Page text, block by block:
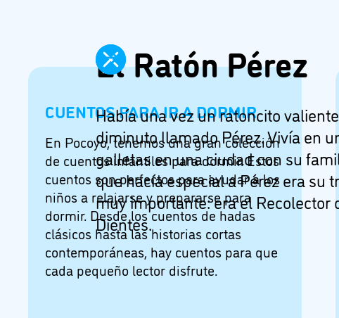
El Ratón Pérez
Había una vez un ratoncito
diminuto llamado Pérez. Vivía en
galletas en una ciudad con su
que hacía especial a Pérez era su
muy importante: era el Recolector
Dientes.
CUENTOS PARA IR A DORMIR
En Pocoyo, tenemos una gran colección
de cuentos infantiles para dormir. Estos
cuentos son perfectos para ayudar a los
niños a relajarse y prepararse para
dormir. Desde los cuentos de hadas
clásicos hasta las historias cortas
contemporáneas, hay cuentos para que
cada pequeño lector disfrute.